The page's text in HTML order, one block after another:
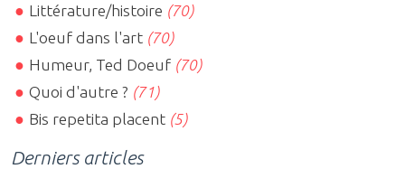
Littérature/histoire (70)
L'oeuf dans l'art (70)
Humeur, Ted Doeuf (70)
Quoi d'autre ? (71)
Bis repetita placent (5)
Derniers articles